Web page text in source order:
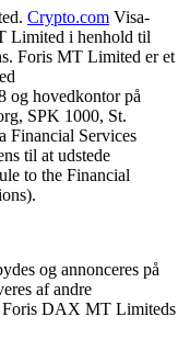
Crypto.com Visa-
Limited i henhold til
Foris MT Limited er et
og hovedkontor på
SPK 1000, St.
Financial Services
til at udstede
to the Financial
og annonceres på
af andre
Foris DAX MT Limiteds